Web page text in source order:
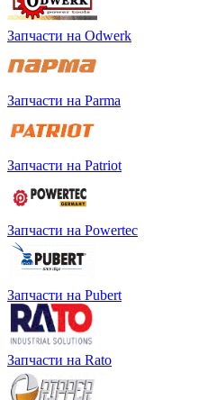
Запчасти на Odwerk
Запчасти на Parma
Запчасти на Patriot
Запчасти на Powertec
Запчасти на Pubert
Запчасти на Rato